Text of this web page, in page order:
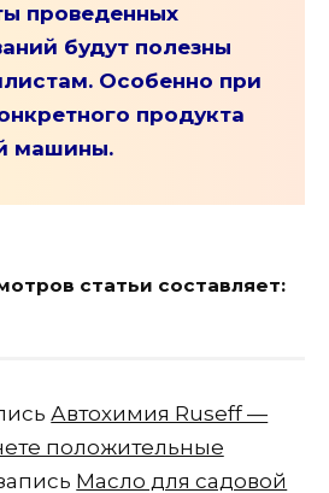
проведенных
будут полезны
Особенно при
продукта
машины.
статьи составляет:
Автохимия Ruseff —
положительные
Масло для садовой